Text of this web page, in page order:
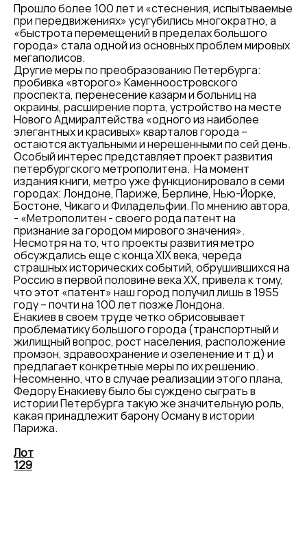
Прошло более 100 лет и «стеснения, испытываемые
при передвижениях» усугубились многократно, а
«быстрота перемещений в пределах большого
города» стала одной из основных проблем мировых
мегаполисов.
Другие меры по преобразованию Петербурга:
пробивка «второго» Каменноостровского
проспекта, перенесение казарм и больниц на
окраины, расширение порта, устройство на месте
Нового Адмиралтейства «одного из наиболее
элегантных и красивых» кварталов города –
остаются актуальными и нерешенными по сей день.
Особый интерес представляет проект развития
петербургского метрополитена. На момент
издания книги, метро уже функционировало в семи
городах: Лондоне, Париже, Берлине, Нью-Йорке,
Бостоне, Чикаго и Филадельфии. По мнению автора,
- «Метрополитен - своего рода патент на
признание за городом мирового значения».
Несмотря на то, что проекты развития метро
обсуждались еще с конца XIX века, череда
страшных исторических событий, обрушившихся на
Россию в первой половине века XX, привела к тому,
что этот «патент» наш город получил лишь в 1955
году – почти на 100 лет позже Лондона.
Енакиев в своем труде четко обрисовывает
проблематику большого города (транспортный и
жилищный вопрос, рост населения, расположение
промзон, здравоохранение и озеленение и т д) и
предлагает конкретные меры по их решению.
Несомненно, что в случае реализации этого плана,
Федору Енакиеву было бы суждено сыграть в
истории Петербурга такую же значительную роль,
какая принадлежит барону Осману в истории
Парижа.
Лот
129